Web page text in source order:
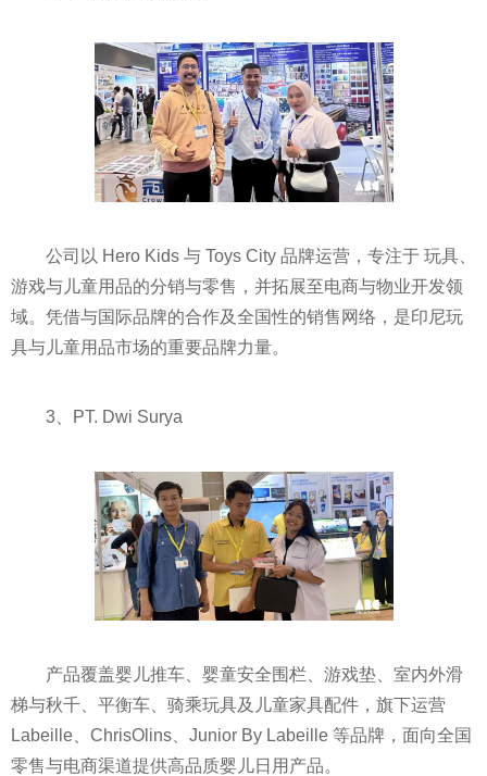
公司以 Hero Kids 与 Toys City 品牌运营，专注于 玩具、
游戏与儿童用品的分销与零售，并拓展至电商与物业开发领
域。凭借与国际品牌的合作及全国性的销售网络，是印尼玩
具与儿童用品市场的重要品牌力量。
3、PT. Dwi Surya
产品覆盖婴儿推车、婴童安全围栏、游戏垫、室内外滑
梯与秋千、平衡车、骑乘玩具及儿童家具配件，旗下运营
Labeille、ChrisOlins、Junior By Labeille 等品牌，面向全国
零售与电商渠道提供高品质婴儿日用产品。